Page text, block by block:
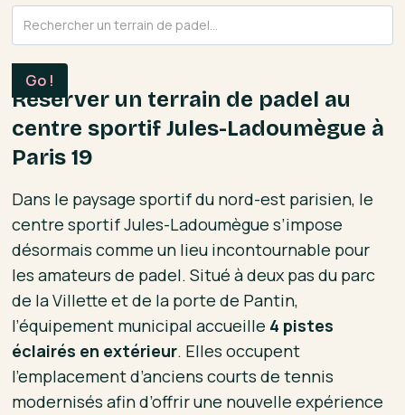
Réserver un terrain de padel au
centre sportif Jules-Ladoumègue à
Paris 19
Dans le paysage sportif du nord-est parisien, le
centre sportif Jules-Ladoumègue s’impose
désormais comme un lieu incontournable pour
les amateurs de padel. Situé à deux pas du parc
de la Villette et de la porte de Pantin,
l’équipement municipal accueille 4 pistes
éclairés en extérieur. Elles occupent
l’emplacement d’anciens courts de tennis
modernisés afin d’offrir une nouvelle expérience